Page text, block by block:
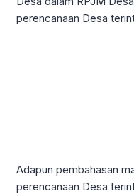
perencanaan Desa
Adapun pembahasan
perencanaan Desa